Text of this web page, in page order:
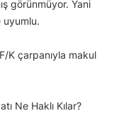
görünmüyor. Yani
K çarpanıyla makul
Ne Haklı Kılar?